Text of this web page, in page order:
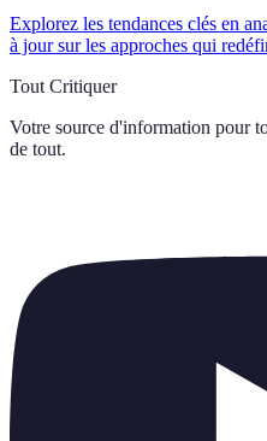
Explorez les tendances clés en
à jour sur les approches qui
Tout Critiquer
Votre source d'information pour
de tout.